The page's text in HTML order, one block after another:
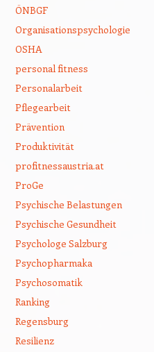
ÖNBGF
Organisationspsychologie
OSHA
personal fitness
Personalarbeit
Pflegearbeit
Prävention
Produktivität
profitnessaustria.at
ProGe
Psychische Belastungen
Psychische Gesundheit
Psychologe Salzburg
Psychopharmaka
Psychosomatik
Ranking
Regensburg
Resilienz